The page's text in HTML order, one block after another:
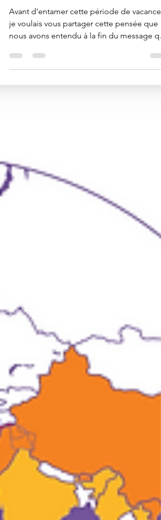
surabondé
Avant d'entamer cette période de
je voulais vous partager cette pensée que
nous avons entendu à la fin du message